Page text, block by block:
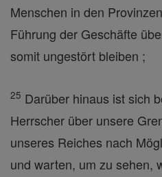
Menschen in den
Führung der Geschäfte
somit ungestört bleiben ;
25 Darüber hinaus ist sich
Herrscher über unsere
unseres Reiches nach
und warten, um zu sehen,